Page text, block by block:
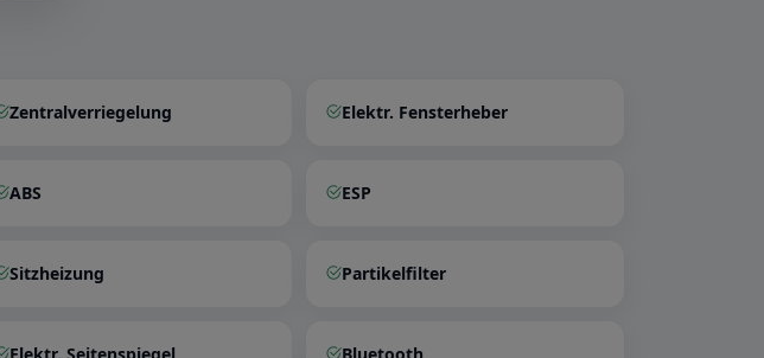
Zentralverriegelung Elektr. Fensterheber
ABS ESP
Sitzheizung Partikelfilter
Elektr. Seitenspiegel Bluetooth